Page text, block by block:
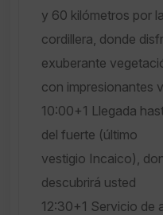
y 60 kilómetros por la
cordillera, donde
exuberante
con impresionantes
10:00+1 Llegada
del fuerte (último
vestigio Incaico),
descubrirá usted
12:30+1 Servicio de